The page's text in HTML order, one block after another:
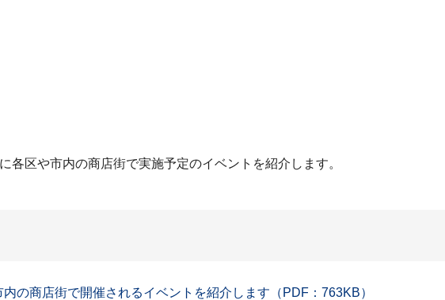
各区や市内の商店街で実施予定のイベントを紹介します。
内の商店街で開催されるイベントを紹介します（PDF：763KB）